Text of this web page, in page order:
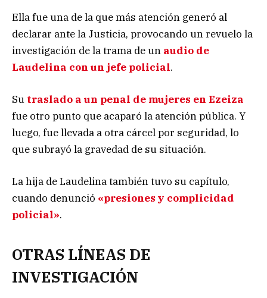
Ella fue una de la que más atención generó al
declarar ante la Justicia, provocando un revuelo la
investigación de la trama de un audio de
Laudelina con un jefe policial.
Su traslado a un penal de mujeres en Ezeiza
fue otro punto que acaparó la atención pública. Y
luego, fue llevada a otra cárcel por seguridad, lo
que subrayó la gravedad de su situación.
La hija de Laudelina también tuvo su capítulo,
cuando denunció «presiones y complicidad
policial».
OTRAS LÍNEAS DE
INVESTIGACIÓN